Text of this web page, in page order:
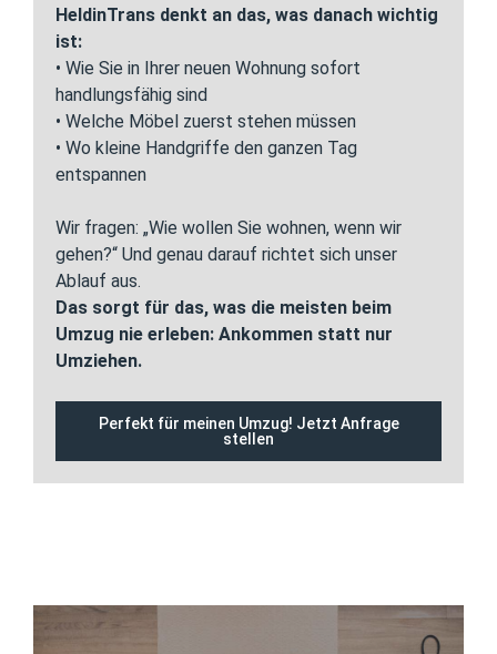
HeldinTrans denkt an das, was danach wichtig
ist:
• Wie Sie in Ihrer neuen Wohnung sofort
handlungsfähig sind
• Welche Möbel zuerst stehen müssen
• Wo kleine Handgriffe den ganzen Tag
entspannen
Wir fragen: „Wie wollen Sie wohnen, wenn wir
gehen?“ Und genau darauf richtet sich unser
Ablauf aus.
Das sorgt für das, was die meisten beim
Umzug nie erleben: Ankommen statt nur
Umziehen.
Perfekt für meinen Umzug! Jetzt Anfrage
stellen